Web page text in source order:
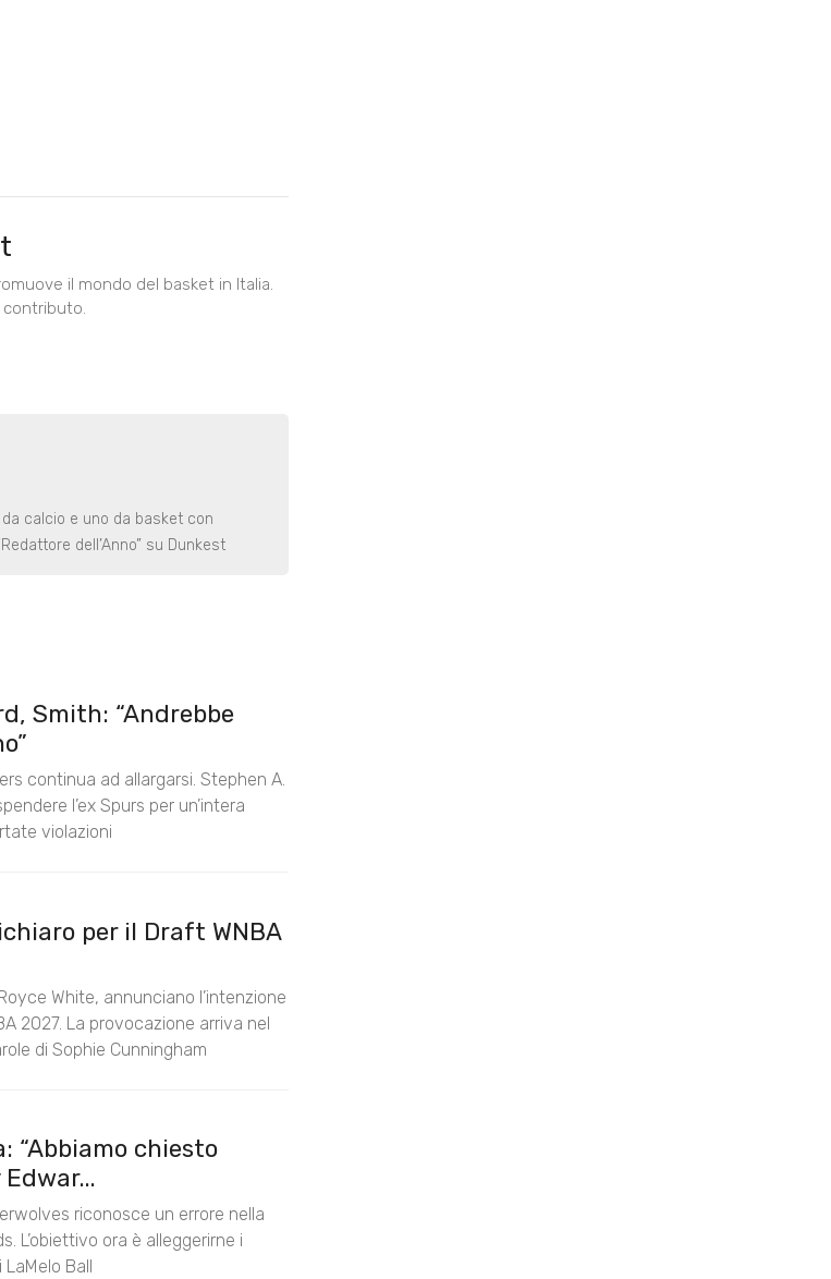
il mondo del basket in Italia.
calcio e uno da basket con
dell’Anno” su Dunkest
Smith: “Andrebbe
continua ad allargarsi. Stephen A.
l’ex Spurs per un’intera
violazioni
per il Draft WNBA
White, annunciano l’intenzione
2027. La provocazione arriva nel
di Sophie Cunningham
“Abbiamo chiesto
riconosce un errore nella
L’obiettivo ora è alleggerirne i
Ball